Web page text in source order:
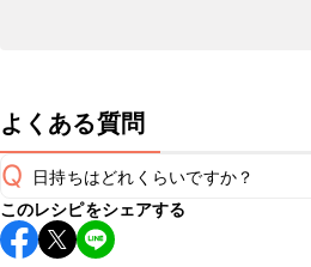
よくある質問
Q 日持ちはどれくらいですか？
保存期間は冷蔵で当日中が目安です
し上がりください。
このレシピをシェアする